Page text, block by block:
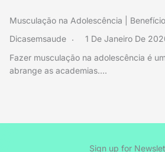
Musculação na Adolescência |
Dicasemsaude
1 De Janeiro De
Fazer musculação na adolescência é
abrange as academias….
Sign up for